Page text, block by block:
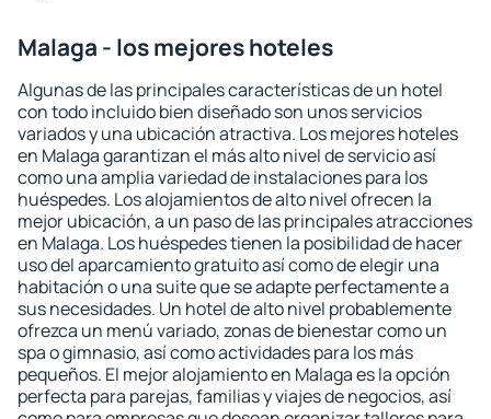
Malaga - los mejores hoteles
Algunas de las principales características de un hotel
con todo incluido bien diseñado son unos servicios
variados y una ubicación atractiva. Los mejores hoteles
en Malaga garantizan el más alto nivel de servicio así
como una amplia variedad de instalaciones para los
huéspedes. Los alojamientos de alto nivel ofrecen la
mejor ubicación, a un paso de las principales atracciones
en Malaga. Los huéspedes tienen la posibilidad de hacer
uso del aparcamiento gratuito así como de elegir una
habitación o una suite que se adapte perfectamente a
sus necesidades. Un hotel de alto nivel probablemente
ofrezca un menú variado, zonas de bienestar como un
spa o gimnasio, así como actividades para los más
pequeños. El mejor alojamiento en Malaga es la opción
perfecta para parejas, familias y viajes de negocios, así